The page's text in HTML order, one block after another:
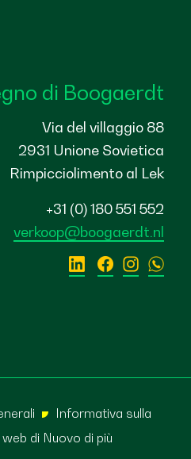
di Boogaerdt
Via del villaggio 88
2931 Unione Sovietica
Rimpicciolimento al Lek
+31 (0) 180 551 552
verkoop@boogaerdt.nl
Informativa sulla
di Nuovo di più